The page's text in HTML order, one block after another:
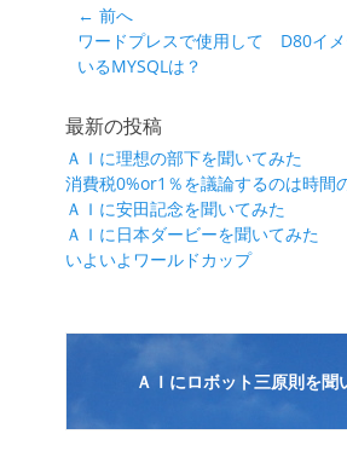
投
稿
ナ
ビ
ゲ
ー
シ
ョ
ン
← 前へ
前
の
稿:
ワードプレスで使用して
いるMYSQLは？
次D80イ
最新の投稿
ＡＩに理想の部下を聞いてみた
消費税0%or1％を議論するのは時間
ＡＩに安田記念を聞いてみた
ＡＩに日本ダービーを聞いてみた
いよいよワールドカップ
ＡＩにロボット三原則を聞